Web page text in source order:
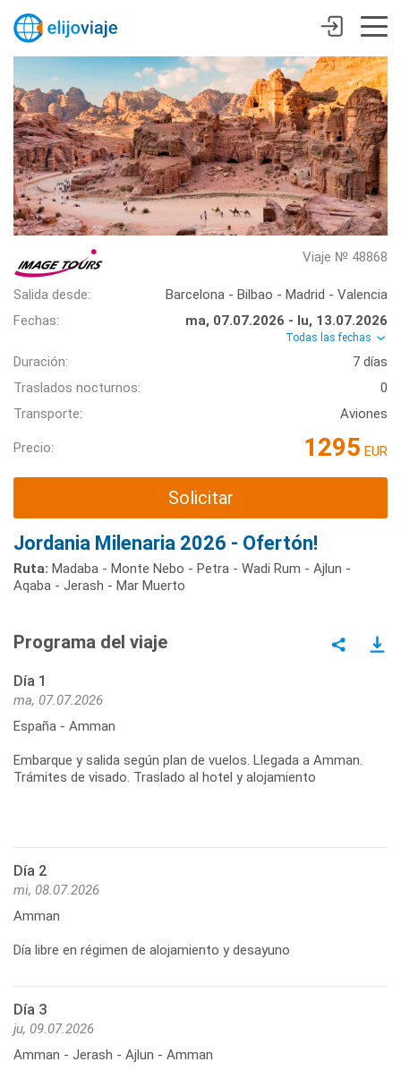
Viaje № 48868
Salida desde:
Barcelona - Bilbao - Madrid - Valencia
Fechas:
ma, 07.07.2026 - lu, 13.07.2026
Todas las fechas
Duración:
7 días
Traslados nocturnos:
0
Transporte:
Aviones
Precio: 1295 EUR
Solicitar
Jordania Milenaria 2026 - Ofertón!
Ruta: Madaba - Monte Nebo - Petra - Wadi Rum - Ajlun -
Aqaba - Jerash - Mar Muerto
Programa del viaje
Día 1
ma, 07.07.2026
España - Amman
Embarque y salida según plan de vuelos. Llegada a Amman.
Trámites de visado. Traslado al hotel y alojamiento
Día 2
mi, 08.07.2026
Amman
Día libre en régimen de alojamiento y desayuno
Día 3
ju, 09.07.2026
Amman - Jerash - Ajlun - Amman